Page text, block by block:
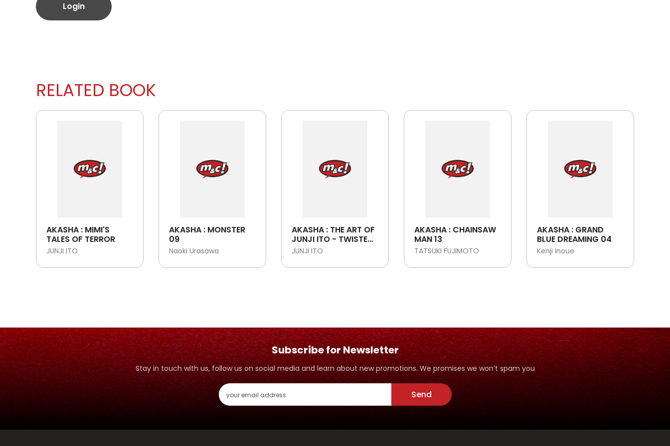
Login
RELATED BOOK
AKASHA : MIMI'S
TALES OF TERROR
JUNJI ITO
AKASHA : MONSTER
09
Naoki Urasawa
AKASHA : THE ART OF
JUNJI ITO - TWISTED
VISIONS
JUNJI ITO
AKASHA : CHAINSAW
MAN 13
TATSUKI FUJIMOTO
AKASHA : GRAND
BLUE DREAMING 04
Kenji Inoue
Subscribe for Newsletter
Stay in touch with us, follow us on social media and learn about new promotions. We promises we won’t spam you
Send